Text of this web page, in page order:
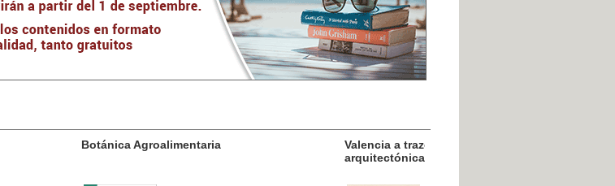
Valencia a trazos: expresión poligráfica